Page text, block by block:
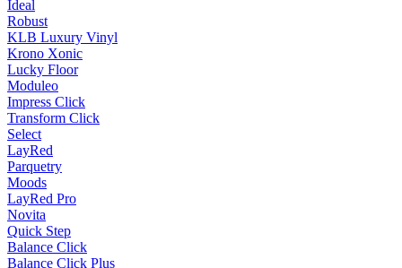
Ideal
Robust
KLB Luxury Vinyl
Krono Xonic
Lucky Floor
Moduleo
Impress Click
Transform Click
Select
LayRed
Parquetry
Moods
LayRed Pro
Novita
Quick Step
Balance Click
Balance Click Plus